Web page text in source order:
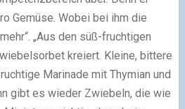
Gemüse. Wobei bei ihm die
„Aus den süß-fruchtigen
kreiert. Kleine, bittere
Marinade mit Thymian und
gibt es wieder Zwiebeln, die wie